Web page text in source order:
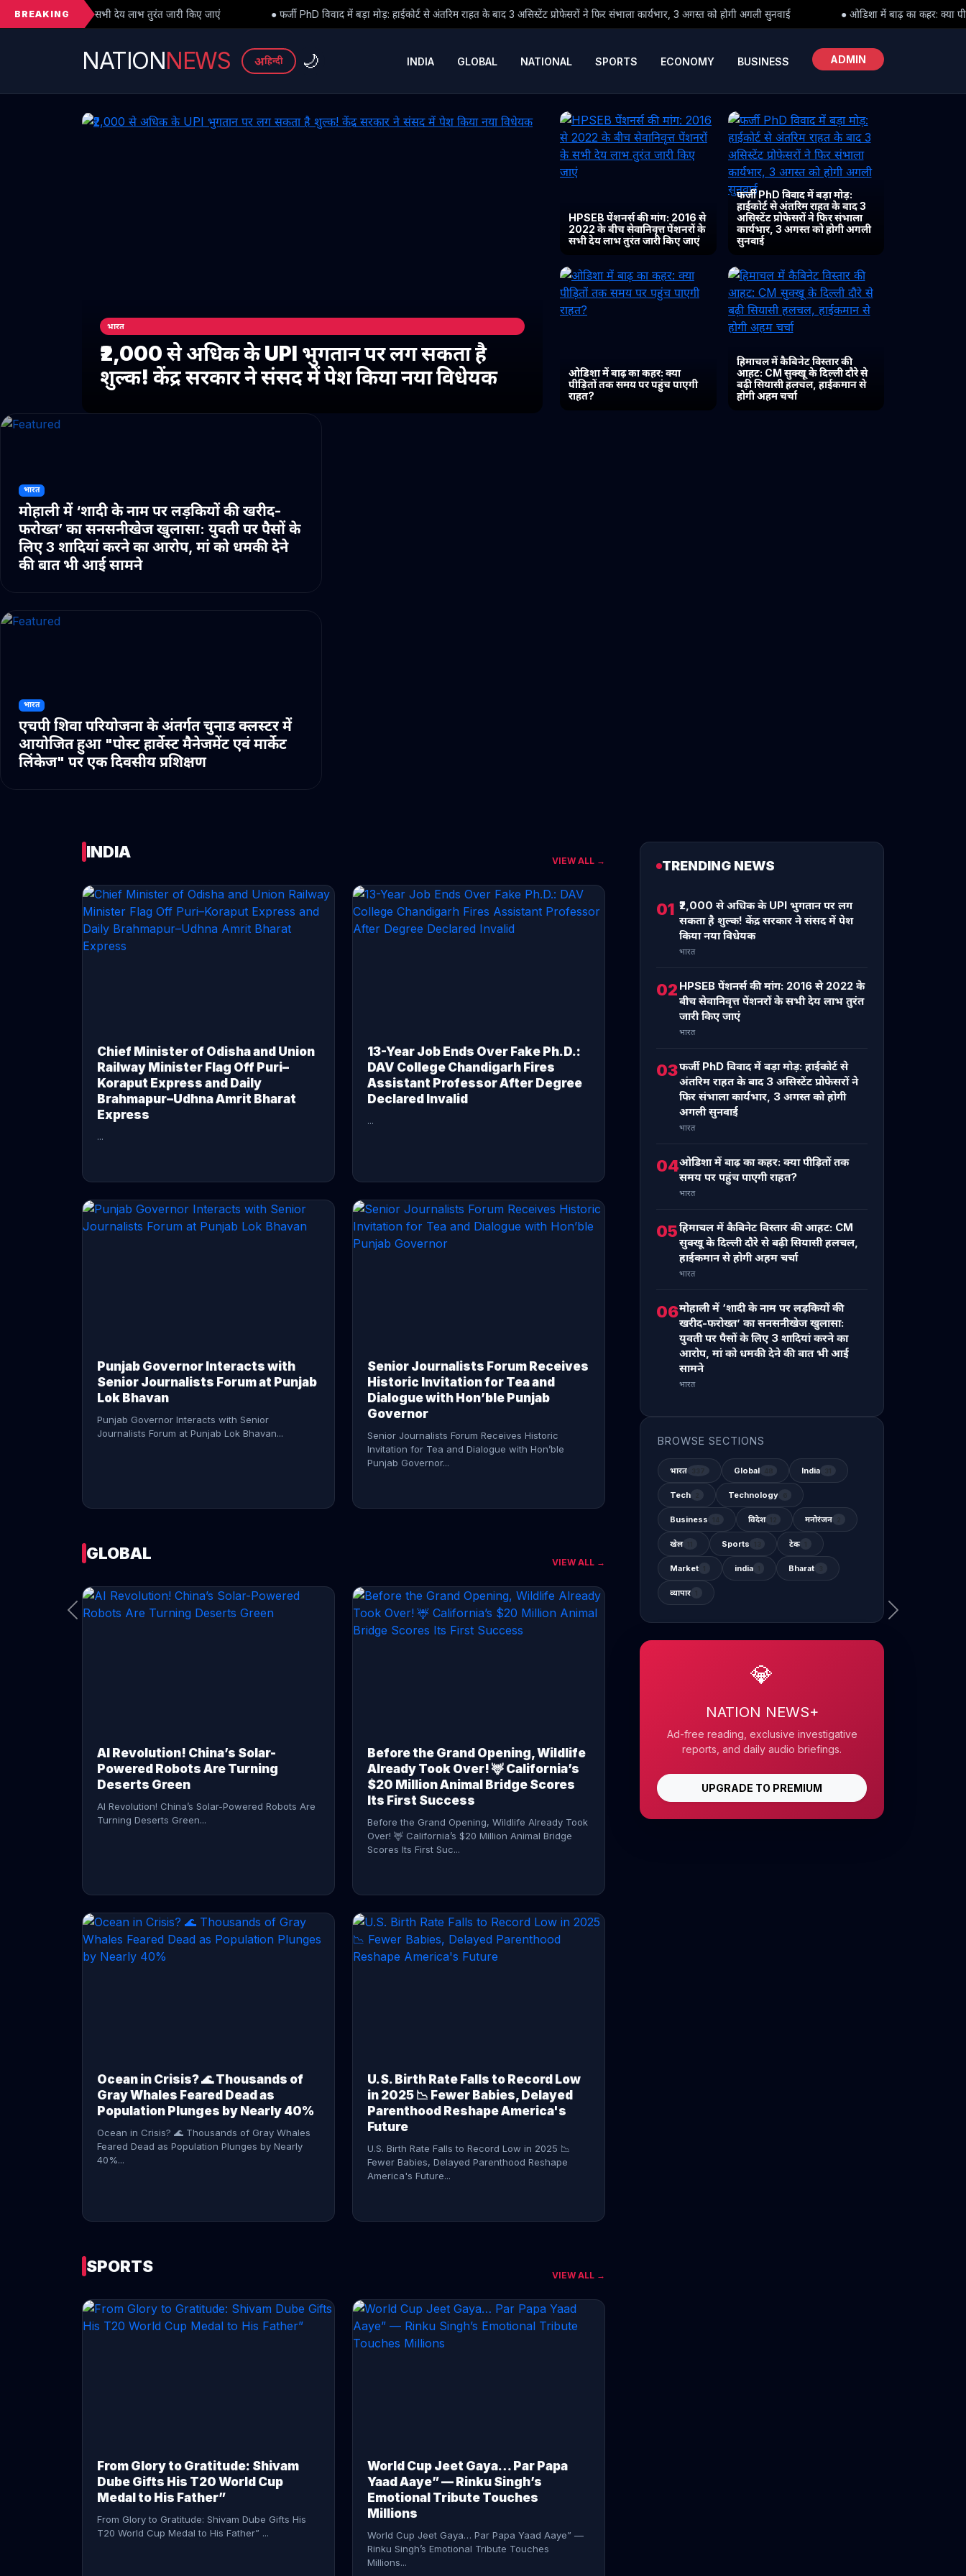
BREAKING
लाभ तुरंत जारी किए जाएं ● फर्जी PhD विवाद में बड़ा मोड़: हाईकोर्ट से अंतरिम राहत के बाद 3 असिस्टेंट प्रोफेसरों ने फिर संभाला कार्यभार, 3 अगस्त को होगी अगली सुनवाई ● ओडिशा में बाढ़ का कहर: क्या पीड़ितों तक समय पर पहुंच पाएगी
NATIONNEWS अहिन्दी 🌙 INDIA GLOBAL NATIONAL SPORTS ECONOMY BUSINESS ADMIN
भारत
₹2,000 से अधिक के UPI भुगतान पर लग सकता है
शुल्क! केंद्र सरकार ने संसद में पेश किया नया विधेयक
HPSEB पेंशनर्स की मांग: 2016 से
2022 के बीच सेवानिवृत्त पेंशनरों के
सभी देय लाभ तुरंत जारी किए जाएं
फर्जी PhD विवाद में बड़ा मोड़:
हाईकोर्ट से अंतरिम राहत के बाद 3
असिस्टेंट प्रोफेसरों ने फिर संभाला
कार्यभार, 3 अगस्त को होगी अगली
सुनवाई
ओडिशा में बाढ़ का कहर: क्या
पीड़ितों तक समय पर पहुंच पाएगी
राहत?
हिमाचल में कैबिनेट विस्तार की
आहट: CM सुक्खू के दिल्ली दौरे से
बढ़ी सियासी हलचल, हाईकमान से
होगी अहम चर्चा
भारत
मोहाली में ‘शादी के नाम पर लड़कियों की खरीद-
फरोख्त’ का सनसनीखेज खुलासा: युवती पर पैसों के
लिए 3 शादियां करने का आरोप, मां को धमकी देने
की बात भी आई सामने
भारत
एचपी शिवा परियोजना के अंतर्गत चुनाड क्लस्टर में
आयोजित हुआ "पोस्ट हार्वेस्ट मैनेजमेंट एवं मार्केट
लिंकेज" पर एक दिवसीय प्रशिक्षण
INDIA VIEW ALL →
Chief Minister of Odisha and Union
Railway Minister Flag Off Puri–
Koraput Express and Daily
Brahmapur–Udhna Amrit Bharat
Express
...
13-Year Job Ends Over Fake Ph.D.:
DAV College Chandigarh Fires
Assistant Professor After Degree
Declared Invalid
...
Punjab Governor Interacts with
Senior Journalists Forum at Punjab
Lok Bhavan
Punjab Governor Interacts with Senior
Journalists Forum at Punjab Lok Bhavan...
Senior Journalists Forum Receives
Historic Invitation for Tea and
Dialogue with Hon’ble Punjab
Governor
Senior Journalists Forum Receives Historic
Invitation for Tea and Dialogue with Hon’ble
Punjab Governor...
CONTINUE READING →
GLOBAL VIEW ALL →
AI Revolution! China’s Solar-
Powered Robots Are Turning
Deserts Green
AI Revolution! China’s Solar-Powered Robots Are
Turning Deserts Green...
Before the Grand Opening, Wildlife
Already Took Over! 🦌 California’s
$20 Million Animal Bridge Scores
Its First Success
Before the Grand Opening, Wildlife Already Took
Over! 🦌 California’s $20 Million Animal Bridge
Scores Its First Suc...
Ocean in Crisis? 🌊 Thousands of
Gray Whales Feared Dead as
Population Plunges by Nearly 40%
Ocean in Crisis? 🌊 Thousands of Gray Whales
Feared Dead as Population Plunges by Nearly
40%...
U.S. Birth Rate Falls to Record Low
in 2025 📉 Fewer Babies, Delayed
Parenthood Reshape America's
Future
U.S. Birth Rate Falls to Record Low in 2025 📉
Fewer Babies, Delayed Parenthood Reshape
America's Future...
CONTINUE READING →
SPORTS VIEW ALL →
From Glory to Gratitude: Shivam
Dube Gifts His T20 World Cup
Medal to His Father”
From Glory to Gratitude: Shivam Dube Gifts His
T20 World Cup Medal to His Father” ...
World Cup Jeet Gaya… Par Papa
Yaad Aaye” — Rinku Singh’s
Emotional Tribute Touches
Millions
World Cup Jeet Gaya… Par Papa Yaad Aaye” —
Rinku Singh’s Emotional Tribute Touches
Millions...
TRENDING NEWS
01 ₹2,000 से अधिक के UPI भुगतान पर लग
सकता है शुल्क! केंद्र सरकार ने संसद में पेश
किया नया विधेयक
भारत
02 HPSEB पेंशनर्स की मांग: 2016 से 2022 के
बीच सेवानिवृत्त पेंशनरों के सभी देय लाभ तुरंत
जारी किए जाएं
भारत
03फर्जी PhD विवाद में बड़ा मोड़: हाईकोर्ट से
अंतरिम राहत के बाद 3 असिस्टेंट प्रोफेसरों ने
फिर संभाला कार्यभार, 3 अगस्त को होगी
अगली सुनवाई
भारत
04ओडिशा में बाढ़ का कहर: क्या पीड़ितों तक
समय पर पहुंच पाएगी राहत?
भारत
05हिमाचल में कैबिनेट विस्तार की आहट: CM
सुक्खू के दिल्ली दौरे से बढ़ी सियासी हलचल,
हाईकमान से होगी अहम चर्चा
भारत
06मोहाली में ‘शादी के नाम पर लड़कियों की
खरीद-फरोख्त’ का सनसनीखेज खुलासा:
युवती पर पैसों के लिए 3 शादियां करने का
आरोप, मां को धमकी देने की बात भी आई
सामने
भारत
BROWSE SECTIONS
भारत Global India
Tech Technology
Business विदेश मनोरंजन
खेल Sports टेक
Market india Bharat
व्यापार
💎
NATION NEWS+
Ad-free reading, exclusive investigative
reports, and daily audio briefings.
UPGRADE TO PREMIUM